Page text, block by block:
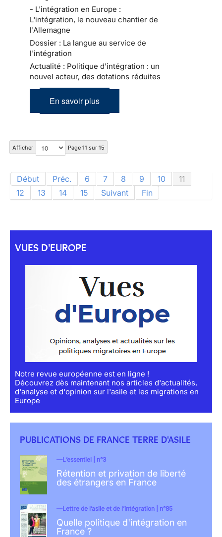
- L'intégration en Europe :
L'intégration, le nouveau chantier de
l'Allemagne
Dossier : La langue au service de
l'intégration
Actualité : Politique d'intégration : un
nouvel acteur, des dotations réduites
En savoir plus
Afficher Page 11 sur 15
Début Préc. 6 7 8 9 10
11
12
13 14 15 Suivant Fin
VUES D'EUROPE
Notre revue européenne est en ligne !
Découvrez dès maintenant nos articles d'actualités,
d'analyse et d'opinion sur l'asile et les migrations en
Europe
PUBLICATIONS DE FRANCE TERRE D'ASILE
L’essentiel | n°3
Rétention et privation de liberté
des étrangers en France
Lettre de l’asile et de l’intégration | n°85
Quelle politique d'intégration en
France ?